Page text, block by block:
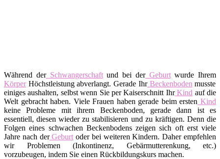
Während derSchwangerschaftund bei derGeburtwurde Ihrem
KörperHöchstleistung abverlangt. Gerade IhrBeckenboden musste
einiges aushalten, selbst wenn Sie per Kaiserschnitt IhrKind auf die
Welt gebracht haben. Viele Frauen haben gerade beim ersten Kind
keine Probleme mit ihrem Beckenboden, gerade dann ist es
essentiell, diesen wieder zu stabilisieren und zu kräftigen. Denn die
Folgen eines schwachen Beckenbodens zeigen sich oft erst viele
Jahre nach derGeburt oder bei weiteren Kindern. Daher empfehlen
wir Problemen (Inkontinenz, Gebärmutterenkung, etc.)
vorzubeugen, indem Sie einen Rückbildungskurs machen.